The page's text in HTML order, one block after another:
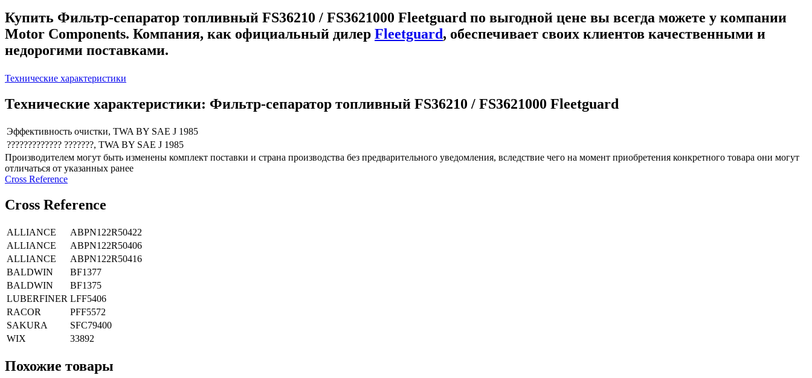
Купить Фильтр-сепаратор топливный FS36210 / FS3621000 Fleetguard по выгодной цене вы всегда можете у компании
Motor Components. Компания, как официальный дилер Fleetguard, обеспечивает своих клиентов качественными и
недорогими поставками.
Технические характеристики
Технические характеристики: Фильтр-сепаратор топливный FS36210 / FS3621000 Fleetguard
Эффективность очистки, TWA BY SAE J 1985
????????????? ???????, TWA BY SAE J 1985
Производителем могут быть изменены комплект поставки и страна производства без предварительного уведомления, вследствие чего на момент приобретения конкретного товара они могут
отличаться от указанных ранее
Сross Reference
Сross Reference
ALLIANCE
ABPN122R50422
ALLIANCE
ABPN122R50406
ALLIANCE
ABPN122R50416
BALDWIN
BF1377
BALDWIN
BF1375
LUBERFINER LFF5406
RACOR
PFF5572
SAKURA
SFC79400
WIX
33892
Похожие товары